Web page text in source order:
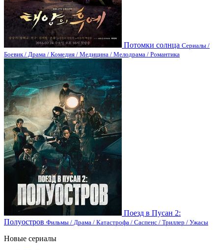
Потомки солнца Сериалы /
Боевик / Драма / Комедия / Медицина / Мелодрама / Романтика
Поезд в Пусан 2:
Полуостров Фильмы / Драма / Катастрофа / Саспенс / Триллер / Ужасы
Новые сериалы